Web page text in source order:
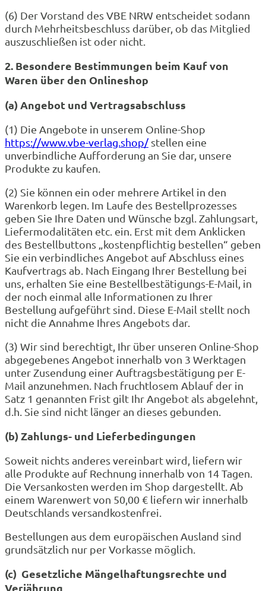
(6) Der Vorstand des VBE NRW entscheidet sodann
durch Mehrheitsbeschluss darüber, ob das Mitglied
auszuschließen ist oder nicht.
2. Besondere Bestimmungen beim Kauf von
Waren über den Onlineshop
(a) Angebot und Vertragsabschluss
(1) Die Angebote in unserem Online-Shop
https://www.vbe-verlag.shop/stellen eine
unverbindliche Aufforderung an Sie dar, unsere
Produkte zu kaufen.
(2) Sie können ein oder mehrere Artikel in den
Warenkorb legen. Im Laufe des Bestellprozesses
geben Sie Ihre Daten und Wünsche bzgl. Zahlungsart,
Liefermodalitäten etc. ein. Erst mit dem Anklicken
des Bestellbuttons „kostenpflichtig bestellen“ geben
Sie ein verbindliches Angebot auf Abschluss eines
Kaufvertrags ab. Nach Eingang Ihrer Bestellung bei
uns, erhalten Sie eine Bestellbestätigungs-E-Mail, in
der noch einmal alle Informationen zu Ihrer
Bestellung aufgeführt sind. Diese E-Mail stellt noch
nicht die Annahme Ihres Angebots dar.
(3) Wir sind berechtigt, Ihr über unseren Online-Shop
abgegebenes Angebot innerhalb von 3 Werktagen
unter Zusendung einer Auftragsbestätigung per E-
Mail anzunehmen. Nach fruchtlosem Ablauf der in
Satz 1 genannten Frist gilt Ihr Angebot als abgelehnt,
d.h. Sie sind nicht länger an dieses gebunden.
(b) Zahlungs- und Lieferbedingungen
Soweit nichts anderes vereinbart wird, liefern wir
alle Produkte auf Rechnung innerhalb von 14 Tagen.
Die Versankosten werden im Shop dargestellt. Ab
einem Warenwert von 50,00 € liefern wir innerhalb
Deutschlands versandkostenfrei.
Bestellungen aus dem europäischen Ausland sind
grundsätzlich nur per Vorkasse möglich.
(c) Gesetzliche Mängelhaftungsrechte und
Verjährung